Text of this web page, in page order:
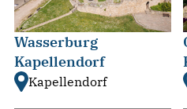
Wasserburg
Kapellendorf
Kapellendorf